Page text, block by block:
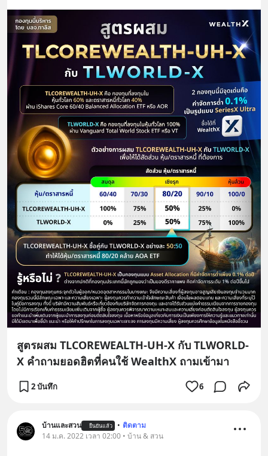
สูตรผสม TLCOREWEALTH-UH-X กับ TLWORLD-
X คำถามยอดฮิตที่คนใช้ WealthX ถามเข้ามา
2 บันทึก 6
บ้านและสวน ยืนยันแล้ว • ติดตาม
14 ม.ค. 2022 เวลา 02:00 • บ้าน & สวน